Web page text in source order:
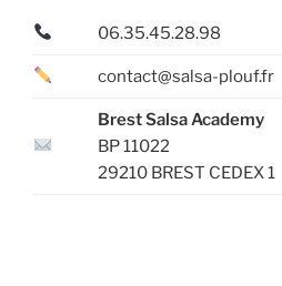
06.35.45.28.98
contact@salsa-plouf.fr
Brest Salsa Academy
BP 11022
29210 BREST CEDEX 1